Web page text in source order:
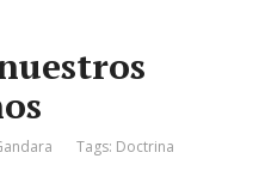
Tags: Doctrina